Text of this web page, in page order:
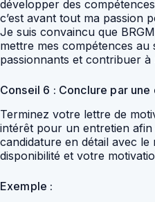
développer des
c’est avant tout ma passion
Je suis convaincu que
mettre mes compétences au
passionnants et contribuer
Conseil 6 : Conclure par une
Terminez votre lettre de
intérêt pour un entretien
candidature en détail avec
disponibilité et votre
Exemple :